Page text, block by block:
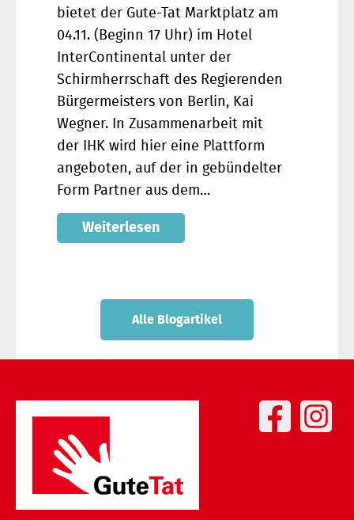
bietet der Gute-Tat Marktplatz am
04.11. (Beginn 17 Uhr) im Hotel
InterContinental unter der
Schirmherrschaft des Regierenden
Bürgermeisters von Berlin, Kai
Wegner. In Zusammenarbeit mit
der IHK wird hier eine Plattform
angeboten, auf der in gebündelter
Form Partner aus dem…
Weiterlesen
Alle Blogartikel